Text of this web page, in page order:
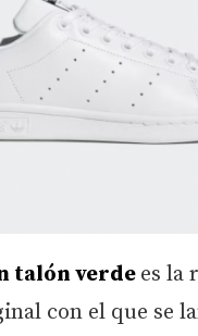
talón verde es la
con el que se